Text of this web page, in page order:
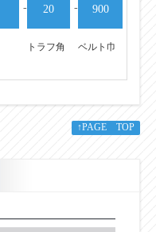
- 20
トラフ角
- 900
ベルト巾
↑PAGE TOP